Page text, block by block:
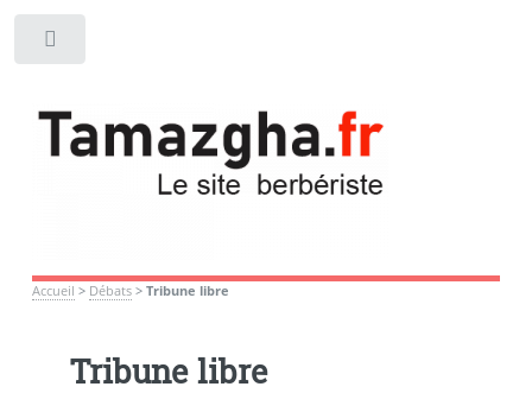
Accueil > Débats> Tribune libre
Tribune libre